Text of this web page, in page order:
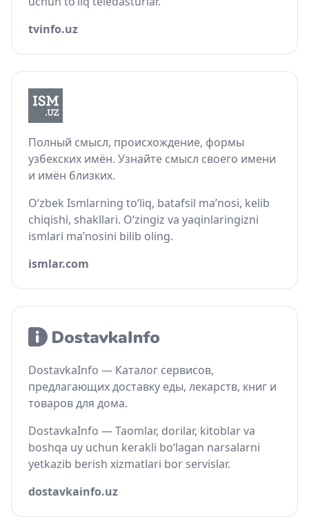
tvinfo.uz
Полный смысл, происхождение, формы
узбекских имён. Узнайте смысл своего имени
и имён близких.
O‘zbek Ismlarning to‘liq, batafsil ma’nosi, kelib
chiqishi, shakllari. O‘zingiz va yaqinlaringizni
ismlari ma’nosini bilib oling.
ismlar.com
DostavkaInfo — Каталог сервисов,
предлагающих доставку еды, лекарств, книг и
товаров для дома.
DostavkaInfo — Taomlar, dorilar, kitoblar va
boshqa uy uchun kerakli bo‘lagan narsalarni
yetkazib berish xizmatlari bor servislar.
dostavkainfo.uz